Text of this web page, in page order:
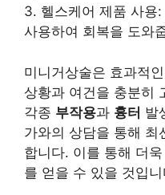
3. 헬스케어 제품 사용
사용하여 회복을 도와
미니거상술은 효과적
상황과 여건을 충분히
각종 부작용과 흉터 발
가와의 상담을 통해 최
합니다. 이를 통해 더
를 얻을 수 있을 것입니